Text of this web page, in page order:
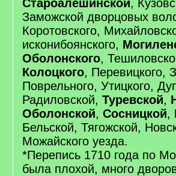
Староалешинской,
Заможской дворцовых
Коротовского,
исконибоянского,
Оболонского,
Колоцкого, Перевицкого,
Поврельного, Утицкого,
Радиловской, Туревской,
Оболонской, Сосницкой,
Бельской, Тягожской,
Можайского уезда.
*Перепись 1710 года по
была плохой, много